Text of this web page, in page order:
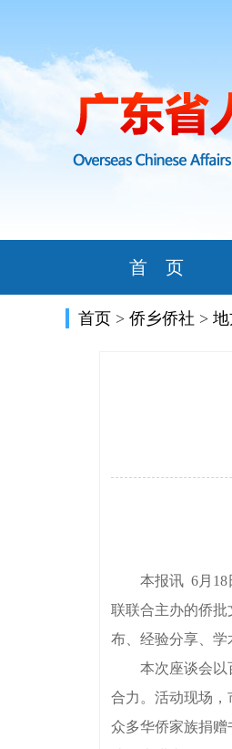
首 页
首页 > 侨乡侨社 >
本报讯 6月18日
联联合主办的侨
布、经验分享、学
本次座谈会以百
合力。活动现场
众多华侨家族捐